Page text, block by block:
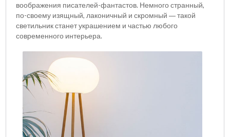
воображения писателей-фантастов. Немного странный,
по-своему изящный, лаконичный и скромный — такой
светильник станет украшением и частью любого
современного интерьера.